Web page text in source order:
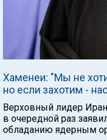
Хаменеи: "Мы не
но если захотим -
Верховный лидер
в очередной раз
обладанию ядерным